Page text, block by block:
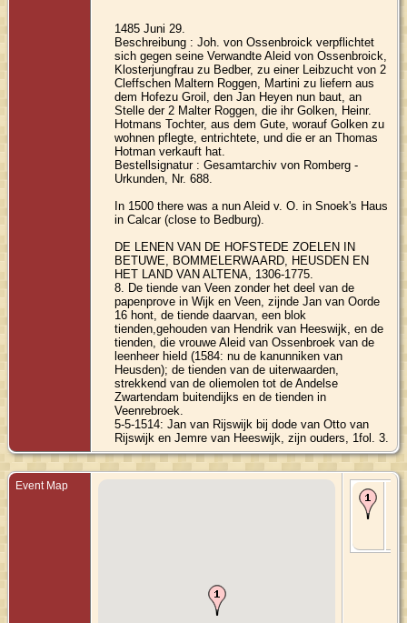
1485 Juni 29.
Beschreibung : Joh. von Ossenbroick verpflichtet
sich gegen seine Verwandte Aleid von Ossenbroick,
Klosterjungfrau zu Bedber, zu einer Leibzucht von 2
Cleffschen Maltern Roggen, Martini zu liefern aus
dem Hofezu Groil, den Jan Heyen nun baut, an
Stelle der 2 Malter Roggen, die ihr Golken, Heinr.
Hotmans Tochter, aus dem Gute, worauf Golken zu
wohnen pflegte, entrichtete, und die er an Thomas
Hotman verkauft hat.
Bestellsignatur : Gesamtarchiv von Romberg -
Urkunden, Nr. 688.
In 1500 there was a nun Aleid v. O. in Snoek's Haus
in Calcar (close to Bedburg).
DE LENEN VAN DE HOFSTEDE ZOELEN IN
BETUWE, BOMMELERWAARD, HEUSDEN EN
HET LAND VAN ALTENA, 1306-1775.
8. De tiende van Veen zonder het deel van de
papenprove in Wijk en Veen, zijnde Jan van Oorde
16 hont, de tiende daarvan, een blok
tienden,gehouden van Hendrik van Heeswijk, en de
tienden, die vrouwe Aleid van Ossenbroek van de
leenheer hield (1584: nu de kanunniken van
Heusden); de tienden van de uiterwaarden,
strekkend van de oliemolen tot de Andelse
Zwartendam buitendijks en de tienden in
Veenrebroek.
5-5-1514: Jan van Rijswijk bij dode van Otto van
Rijswijk en Jemre van Heeswijk, zijn ouders, 1fol. 3.
Event Map